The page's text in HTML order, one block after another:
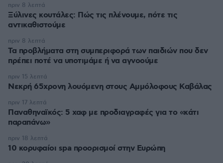
Ξύλινες κουτάλες: Πώς τις πλένουμε, πότε τις
αντικαθιστούμε
πριν 8 λεπτά
Τα προβλήματα στη συμπεριφορά των παιδιών που δεν
πρέπει ποτέ να υποτιμάμε ή να αγνοούμε
πριν 8 λεπτά
Νεκρή 65χρονη λουόμενη στους Αμμόλοφους Καβάλας
πριν 15 λεπτά
Παναθηναϊκός: 5 χαφ με προδιαγραφές για το «κάτι
παραπάνω»
πριν 17 λεπτά
10 κορυφαίοι spa προορισμοί στην Ευρώπη
πριν 18 λεπτά